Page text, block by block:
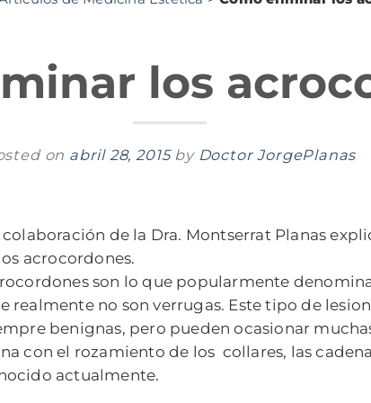
los
on abril 28, 2015 by Doctor JorgePlanas
colaboración de la Dra. Montserrat Planas
acrocordones.
son lo que popularmente
realmente no son verrugas. Este tipo de
benignas, pero pueden ocasionar
con el rozamiento de los collares, las
actualmente.